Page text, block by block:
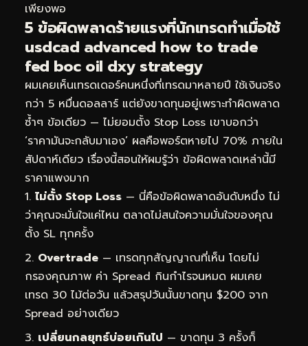
เพียงพอ
5 ข้อผิดพลาดร้ายแรงที่นักเทรดทำเมื่อใช้
usdcad advanced how to trade
fed boc oil dxy strategy
ผมเคยเห็นเทรดเดอร์คนหนึ่งที่เทรดมาหลายปี ใช้เงินจริง
กว่า 5 หมื่นดอลลาร์ แต่ยังขาดทุนอยู่เพราะทำผิดพลาด
ซ้ำๆ ข้อเดียว — ไม่ยอมตั้ง Stop Loss เขาบอกว่า
‘ราคามันจะกลับมาเอง’ ผลคือพอร์ตหายไป 70% ภายใน
สัปดาห์เดียว เรื่องนี้สอนให้ผมรู้ว่า ข้อผิดพลาดเหล่านี้มี
ราคาแพงมาก
ไม่ตั้ง Stop Loss — นี่คือข้อผิดพลาดอันดับหนึ่ง ไม่
ว่าคุณจะมั่นใจแค่ไหน ตลาดไม่สนใจความมั่นใจของคุณ
ตั้ง SL ทุกครั้ง
Overtrade — เทรดทุกสัญญาณที่เห็น โดยไม่
กรองคุณภาพ ค่า Spread กินกำไรจนหมด ผมเคย
เทรด 30 ไม้ต่อวัน แล้วสรุปวันนั้นขาดทุน $200 จาก
Spread อย่างเดียว
เปลี่ยนกลยุทธ์บ่อยเกินไป — ขาดทุน 3 ครั้งก็